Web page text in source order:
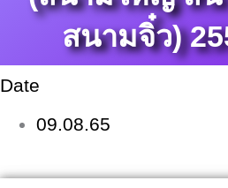
สนามจิ๋ว)
Date
09.08.65